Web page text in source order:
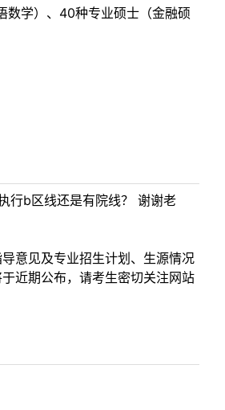
数学）、40种专业硕士（金融硕
行b区线还是有院线？ 谢谢老
意见及专业招生计划、生源情况
近期公布，请考生密切关注网站